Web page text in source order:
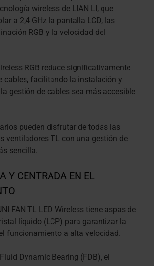
wireless de LIAN LI, que
a 2,4 GHz la pantalla LCD, las
RGB y la velocidad del
RGB reduce significativamente
cables, facilitando la instalación y
gestión de cables sea más accesible
pueden disfrutar de todas las
ventiladores TL con una gestión de
sencilla.
Y CENTRADA EN EL
FAN TL LED Wireless tiene aspas de
líquido (LCP) para garantizar la
funcionamiento a alta velocidad.
Dynamic Bearing (FDB), el